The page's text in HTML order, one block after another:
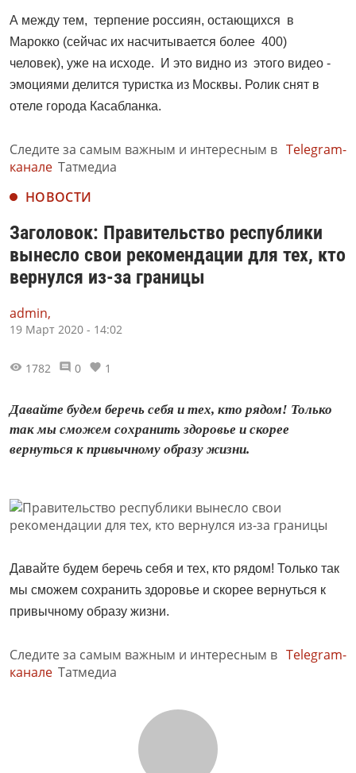
А между тем, терпение россиян, остающихся в
Марокко (сейчас их насчитывается более 400)
человек), уже на исходе. И это видно из этого видео -
эмоциями делится туристка из Москвы. Ролик снят в
отеле города Касабланка.
Следите за самым важным и интересным в Telegram-
канале Татмедиа
НОВОСТИ
Заголовок: Правительство республики
вынесло свои рекомендации для тех, кто
вернулся из-за границы
admin,
19 Март 2020 - 14:02
1782 0 1
Давайте будем беречь себя и тех, кто рядом! Только
так мы сможем сохранить здоровье и скорее
вернуться к привычному образу жизни.
Давайте будем беречь себя и тех, кто рядом! Только так
мы сможем сохранить здоровье и скорее вернуться к
привычному образу жизни.
Следите за самым важным и интересным в Telegram-
канале Татмедиа